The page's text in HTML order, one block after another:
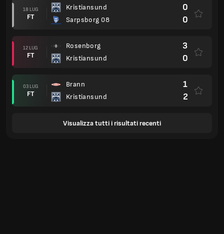
18 LUG
FT
Kristiansund
Sarpsborg 08
0
0
12 LUG
FT
Rosenborg
Kristiansund
3
0
03 LUG
FT
Brann
Kristiansund
1
2
Visualizza tutti i risultati recenti